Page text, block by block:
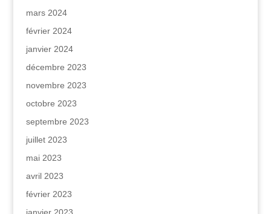
mars 2024
février 2024
janvier 2024
décembre 2023
novembre 2023
octobre 2023
septembre 2023
juillet 2023
mai 2023
avril 2023
février 2023